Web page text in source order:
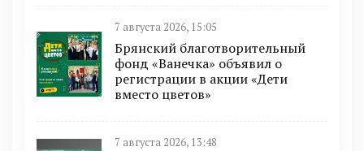
7 августа 2026, 15:05
Брянский благотворительный
фонд «Ванечка» объявил о
регистрации в акции «Дети
вместо цветов»
7 августа 2026, 13:48